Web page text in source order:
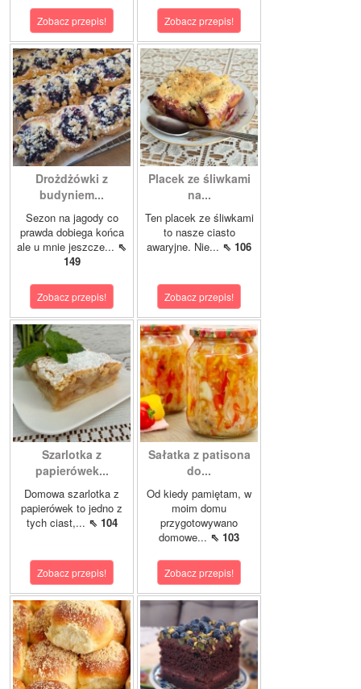
Zobacz przepis! Zobacz przepis!
Drożdżówki z
budyniem...
Sezon na jagody co
prawda dobiega końca
ale u mnie jeszcze... ⇖
149
Zobacz przepis!
Placek ze śliwkami
na...
Ten placek ze śliwkami
to nasze ciasto
awaryjne. Nie... ⇖ 106
Zobacz przepis!
Szarlotka z
papierówek...
Domowa szarlotka z
papierówek to jedno z
tych ciast,... ⇖ 104
Zobacz przepis!
Sałatka z patisona
do...
Od kiedy pamiętam, w
moim domu
przygotowywano
domowe... ⇖ 103
Zobacz przepis!